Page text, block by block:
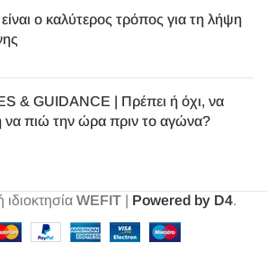
ο καλύτερος τρόπος για τη λήψη
& GUIDANCE | Πρέπει ή όχι, να
πιώ την ώρα πριν το αγώνα?
ιδιοκτησία WEFIT| Powered by D4.